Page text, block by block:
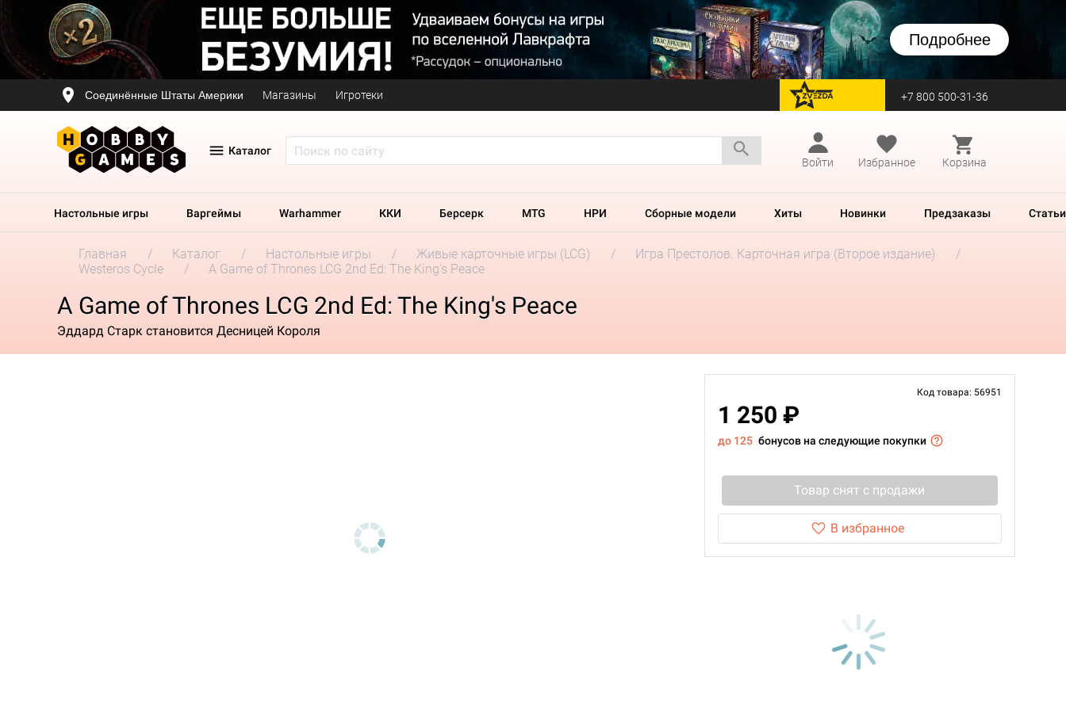
Подробнее
Соединённые Штаты Америки Магазины Игротеки перейти на Zvezda +7 800 500-31-36
Каталог
Войти
Избранное Корзина
Настольные игры Варгеймы Warhammer ККИ Берсерк MTG НРИ Сборные модели Хиты Новинки Предзаказы Статьи
Главная Каталог Настольные игры Живые карточные игры (LCG)
Игра Престолов. Карточная игра (Второе издание)
Westeros Cycle
A Game of Thrones LCG 2nd Ed: The King's Peace
A Game of Thrones LCG 2nd Ed: The King's Peace
Эддард Старк становится Десницей Короля
Код товара: 56951
1 250 ₽
до 125 бонусов на следующие покупки
Товар снят с продажи
В избранное